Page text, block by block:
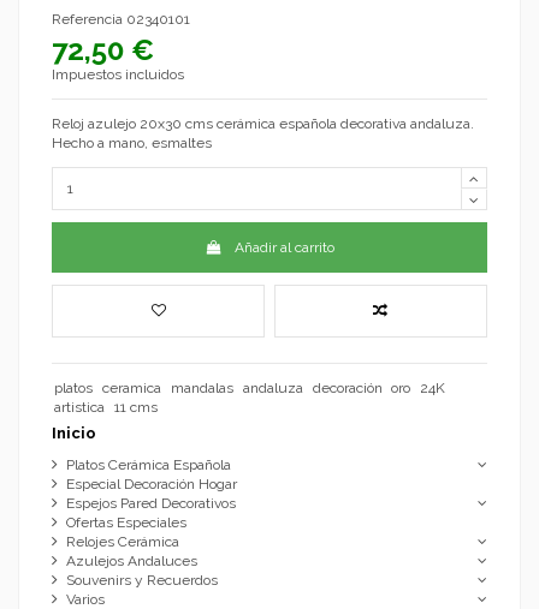
Referencia 02340101
72,50 €
Impuestos incluidos
Reloj azulejo 20x30 cms cerámica española decorativa andaluza.
Hecho a mano, esmaltes
Añadir al carrito
platos ceramica mandalas andaluza decoración oro
24K
artistica 11 cms
Inicio
Platos Cerámica Española
Especial Decoración Hogar
Espejos Pared Decorativos
Ofertas Especiales
Relojes Cerámica
Azulejos Andaluces
Souvenirs y Recuerdos
Varios